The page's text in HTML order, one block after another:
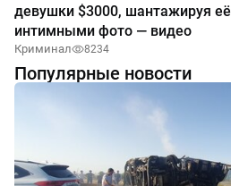
девушки $3000, шантажируя её
интимными фото — видео
Криминал 8234
Популярные новости